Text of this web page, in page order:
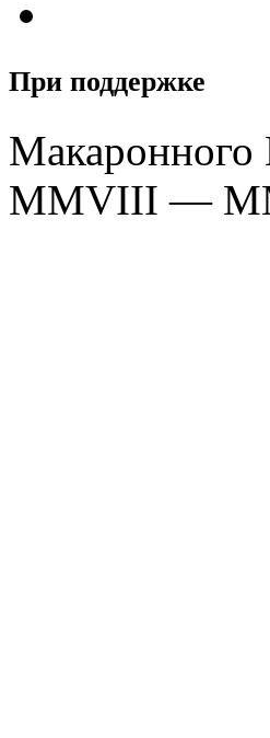
При поддержке
Макаронного
MMVIII —